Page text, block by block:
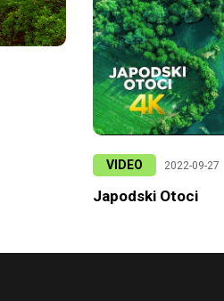
VIDEO 2022-09-27
Japodski Otoci